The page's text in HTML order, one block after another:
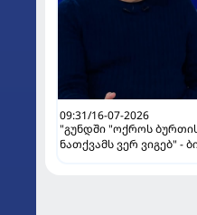
09:31/16-07-2026
"გუნდში "ოქროს
ნათქვამს ვერ ვიგებ" -